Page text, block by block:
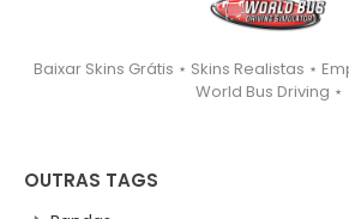
Baixar Skins Grátis ⋆ Skins Realistas ⋆
World Bus Driving ⋆
OUTRAS TAGS